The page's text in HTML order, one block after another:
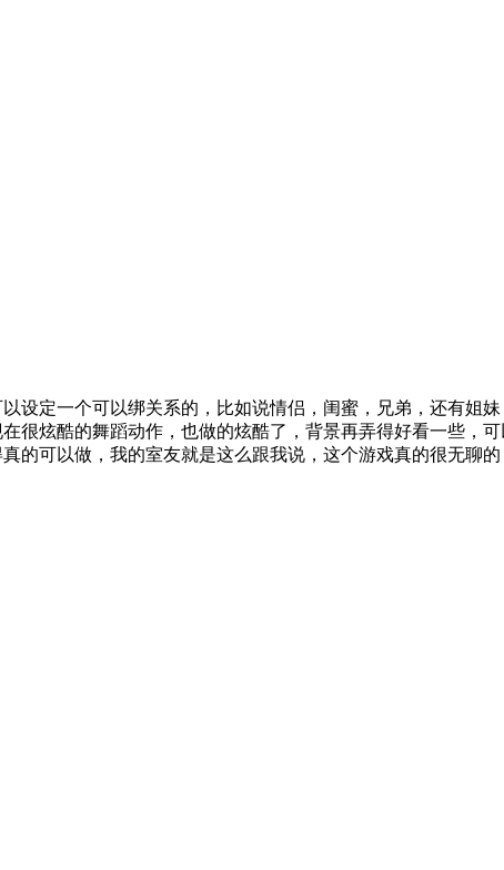
设定一个可以绑关系的，比如说情侣，闺蜜，兄弟，还有姐
很炫酷的舞蹈动作，也做的炫酷了，背景再弄得好看一些，
的可以做，我的室友就是这么跟我说，这个游戏真的很无聊的